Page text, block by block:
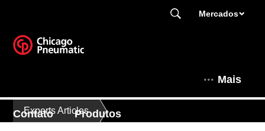
Mercados
Mais
Contato Produtos
Experts Articles